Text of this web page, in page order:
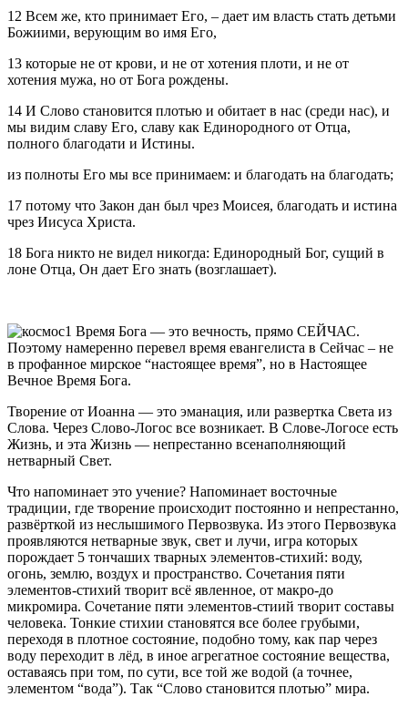
12 Всем же, кто принимает Его, – дает им власть стать детьми
Божиими, верующим во имя Его,
13 которые не от крови, и не от хотения плоти, и не от
хотения мужа, но от Бога рождены.
14 И Слово становится плотью и обитает в нас (среди нас), и
мы видим славу Его, славу как Единородного от Отца,
полного благодати и Истины.
из полноты Его мы все принимаем: и благодать на благодать;
17 потому что Закон дан был чрез Моисея, благодать и истина
чрез Иисуса Христа.
18 Бога никто не видел никогда: Единородный Бог, сущий в
лоне Отца, Он дает Его знать (возглашает).
Время Бога — это вечность, прямо СЕЙЧАС.
Поэтому намеренно перевел время евангелиста в Сейчас – не
в профанное мирское “настоящее время”, но в Настоящее
Вечное Время Бога.
Творение от Иоанна — это эманация, или развертка Света из
Слова. Через Слово-Логос все возникает. В Слове-Логосе есть
Жизнь, и эта Жизнь — непрестанно всенаполняющий
нетварный Свет.
Что напоминает это учение? Напоминает восточные
традиции, где творение происходит постоянно и непрестанно,
развёрткой из неслышимого Первозвука. Из этого Первозвука
проявляются нетварные звук, свет и лучи, игра которых
порождает 5 тончаших тварных элементов-стихий: воду,
огонь, землю, воздух и пространство. Сочетания пяти
элементов-стихий творит всё явленное, от макро-до
микромира. Сочетание пяти элементов-стиий творит составы
человека. Тонкие стихии становятся все более грубыми,
переходя в плотное состояние, подобно тому, как пар через
воду переходит в лёд, в иное агрегатное состояние вещества,
оставаясь при том, по сути, все той же водой (а точнее,
элементом “вода”). Так “Слово становится плотью” мира.